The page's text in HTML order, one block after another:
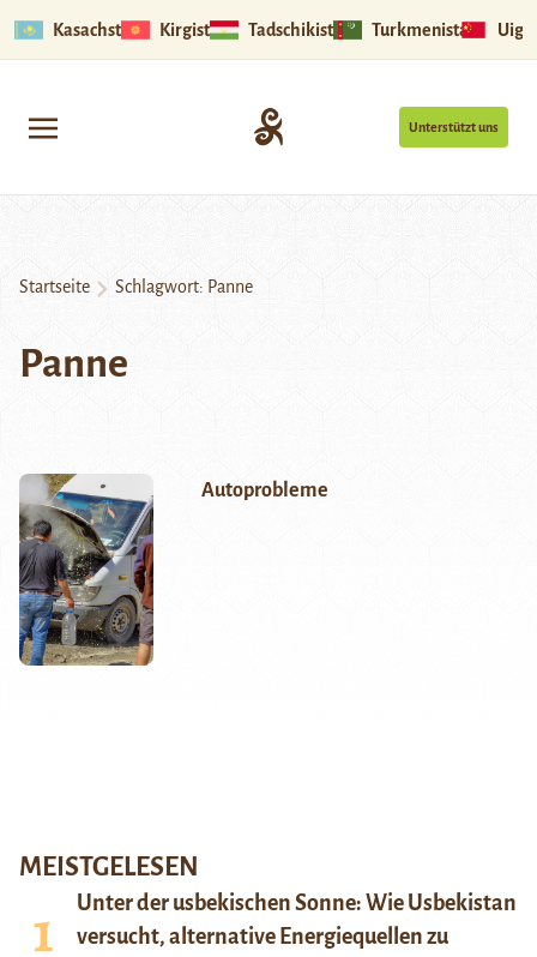
Kasachstan Kirgistan Tadschikistan Turkmenistan
Unterstützt uns
Startseite Schlagwort: Panne
Panne
Autoprobleme
MEISTGELESEN
Unter der usbekischen Sonne: Wie Usbekistan
versucht, alternative Energiequellen zu